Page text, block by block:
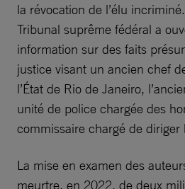
la révocation de l’élu
Tribunal suprême fédéral a
information sur des faits
justice visant un ancien chef
l’État de Rio de Janeiro,
unité de police chargée des
commissaire chargé de diriger
La mise en examen des
meurtre, en 2022, de deux